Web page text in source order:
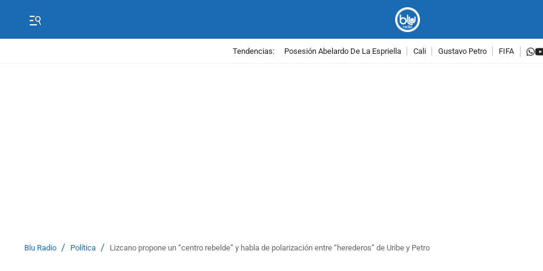
Tendencias: Posesión Abelardo De La Espriella Cali Gustavo Petro FIFA
Blu Radio / Política / Lizcano propone un “centro rebelde” y habla de polarización entre “herederos” de Uribe y Petro